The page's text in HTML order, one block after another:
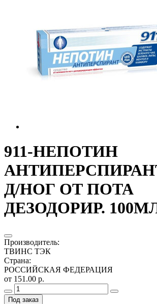
911-НЕПОТИН
Д/НОГ ОТ ПОТА
ДЕЗОДОРИР.
Производитель:
ТВИНС ТЭК
Страна:
РОССИЙСКАЯ ФЕДЕРАЦИЯ
от 151.00 р.
Под заказ